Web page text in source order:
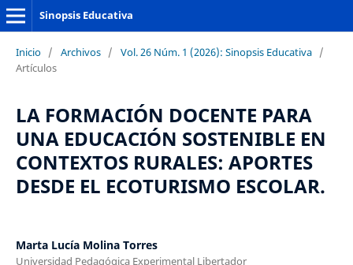
Sinopsis Educativa
Inicio / Archivos / Vol. 26 Núm. 1 (2026): Sinopsis Educativa /
Artículos
LA FORMACIÓN DOCENTE PARA
UNA EDUCACIÓN SOSTENIBLE EN
CONTEXTOS RURALES: APORTES
DESDE EL ECOTURISMO ESCOLAR.
Marta Lucía Molina Torres
Universidad Pedagógica Experimental Libertador